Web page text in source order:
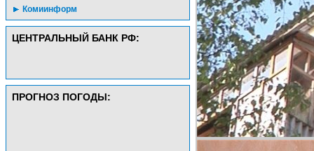
Комиинформ
ЦЕНТРАЛЬНЫЙ БАНК РФ:
ПРОГНОЗ ПОГОДЫ: